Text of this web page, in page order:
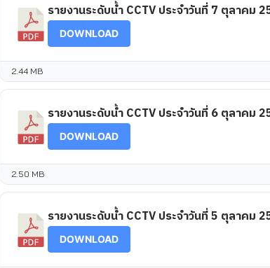
รายงานระดับน้ำ CCTV ประจำวันที่ 7 ตุลาคม
DOWNLOAD
2.44 MB
รายงานระดับน้ำ CCTV ประจำวันที่ 6 ตุลาคม
DOWNLOAD
2.50 MB
รายงานระดับน้ำ CCTV ประจำวันที่ 5 ตุลาคม
DOWNLOAD